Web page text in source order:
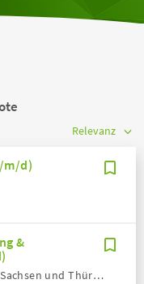
m/d)
&
AOK PLUS - Die Gesundheitskasse für Sachsen und Thüringen